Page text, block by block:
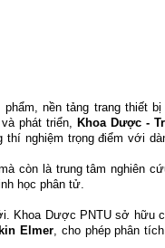
nền tảng trang thiết
phát triển, Khoa Dược -
nghiệm trọng điểm với
còn là trung tâm nghiên
học phân tử.
Khoa Dược PNTU sở hữu
Elmer, cho phép phân